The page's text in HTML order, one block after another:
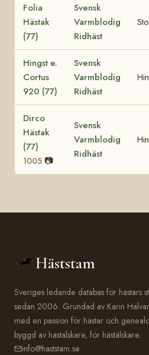
Folia
Hästak
(77)
Svensk
Varmblodig
Ridhäst
Sto
Hingst e.
Cortus
920 (77)
Svensk
Varmblodig
Ridhäst
Dirco
Hästak
(77)
1005 📷
Svensk
Varmblodig
Ridhäst
Häststam
Sveriges ledande databas för hästars
sedan 2006. Grundad av Karin
med en passion för hästar och
byggd av hästälskare, för hästälskare.
info@haststam.se